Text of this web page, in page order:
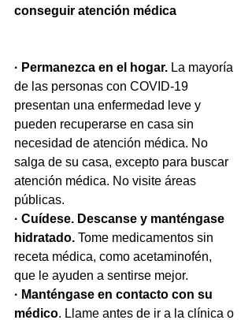
conseguir atención médica
· Permanezca en el hogar. La mayoría
de las personas con COVID-19
presentan una enfermedad leve y
pueden recuperarse en casa sin
necesidad de atención médica. No
salga de su casa, excepto para buscar
atención médica. No visite áreas
públicas.
· Cuídese. Descanse y manténgase
hidratado. Tome medicamentos sin
receta médica, como acetaminofén,
que le ayuden a sentirse mejor.
· Manténgase en contacto con su
médico. Llame antes de ir a la clínica o